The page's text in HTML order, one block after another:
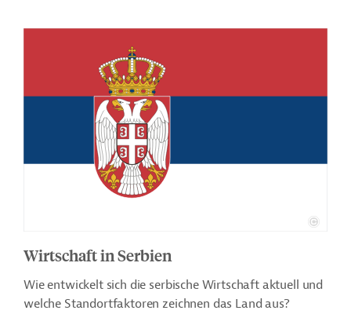
Wirtschaft in Serbien
Wie entwickelt sich die serbische Wirtschaft aktuell und
welche Standortfaktoren zeichnen das Land aus?